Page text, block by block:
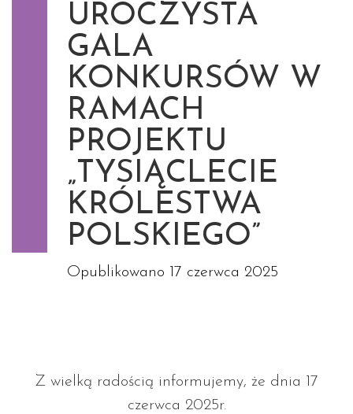
UROCZYSTA
GALA
KONKURSÓW W
RAMACH
PROJEKTU
„TYSIĄCLECIE
KRÓLESTWA
POLSKIEGO”
Opublikowano 17 czerwca 2025
Z wielką radością informujemy, że dnia 17
czerwca 2025r.